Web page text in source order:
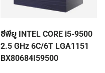
ซีพียู INTEL CORE i5-9500
2.5 GHz 6C/6T LGA1151
BX80684I59500